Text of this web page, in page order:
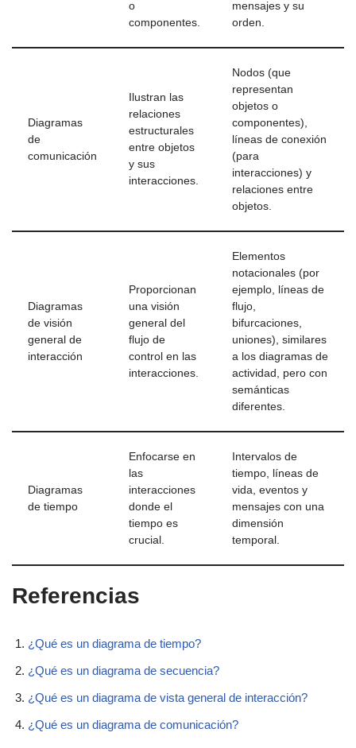
o
componentes.
mensajes y su
orden.
Diagramas
de
comunicación
Ilustran las
relaciones
estructurales
entre objetos
y sus
interacciones.
Nodos (que
representan
objetos o
componentes),
líneas de conexión
(para
interacciones) y
relaciones entre
objetos.
Diagramas
de visión
general de
interacción
Proporcionan
una visión
general del
flujo de
control en las
interacciones.
Elementos
notacionales (por
ejemplo, líneas de
flujo,
bifurcaciones,
uniones), similares
a los diagramas de
actividad, pero con
semánticas
diferentes.
Diagramas
de tiempo
Enfocarse en
las
interacciones
donde el
tiempo es
crucial.
Intervalos de
tiempo, líneas de
vida, eventos y
mensajes con una
dimensión
temporal.
Referencias
¿Qué es un diagrama de tiempo?
¿Qué es un diagrama de secuencia?
¿Qué es un diagrama de vista general de interacción?
¿Qué es un diagrama de comunicación?